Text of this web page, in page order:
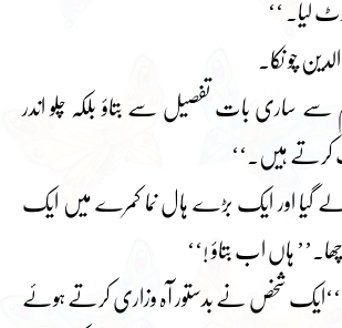
لیا۔ ‘‘
چو نکا۔
ساری بات تفصیل سے بتاؤ بلکہ چلو اندر
کرتے ہیں۔‘‘
گیا اور ایک بڑے ہال نما کمرے میں ایک
ہاں اب بتاؤ !‘‘
۔‘‘ایک شخص نے بدستور آہ وزاری کرتے ہوئے